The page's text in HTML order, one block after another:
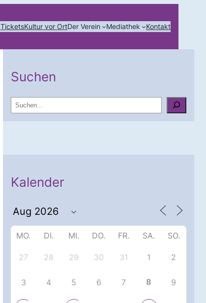
TicketsKultur vor OrtDer Verein Mediathek Kontakt
Suchen
u
Kalender
MO. DI. MI. DO. FR. SA. SO.
27 28 29 30 31 1 2
3 4 5 6 7 8 9